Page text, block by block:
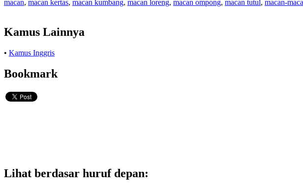
macan, macan kertas, macan kumbang, macan loreng, macan ompong, macan tutul, macan-
Kamus Lainnya
• Kamus Inggris
Bookmark
Lihat berdasar huruf depan: